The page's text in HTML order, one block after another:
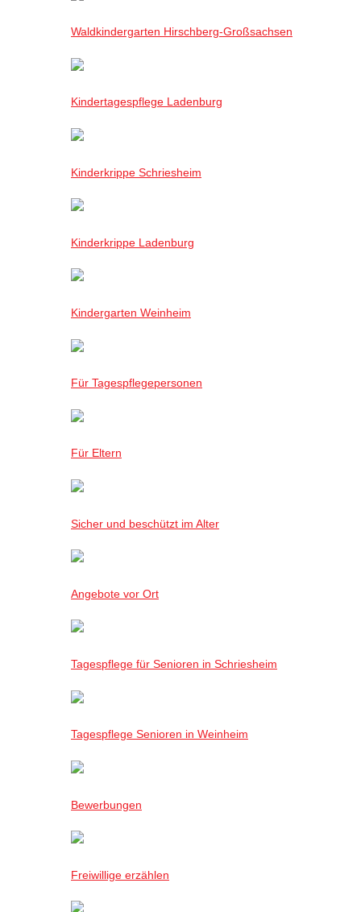
Waldkindergarten Hirschberg-Großsachsen
Kindertagespflege Ladenburg
Kinderkrippe Schriesheim
Kinderkrippe Ladenburg
Kindergarten Weinheim
Für Tagespflegepersonen
Für Eltern
Sicher und beschützt im Alter
Angebote vor Ort
Tagespflege für Senioren in Schriesheim
Tagespflege Senioren in Weinheim
Bewerbungen
Freiwillige erzählen